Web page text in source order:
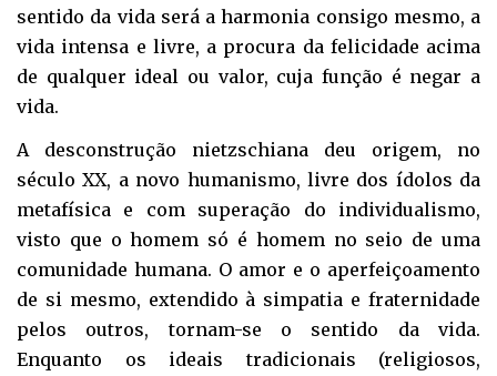
sentido da vida será a harmonia consigo mesmo, a
vida intensa e livre, a procura da felicidade acima
de qualquer ideal ou valor, cuja função é negar a
vida.
A desconstrução nietzschiana deu origem, no
século XX, a novo humanismo, livre dos ídolos da
metafísica e com superação do individualismo,
visto que o homem só é homem no seio de uma
comunidade humana. O amor e o aperfeiçoamento
de si mesmo, extendido à simpatia e fraternidade
pelos outros, tornam-se o sentido da vida.
Enquanto os ideais tradicionais (religiosos,